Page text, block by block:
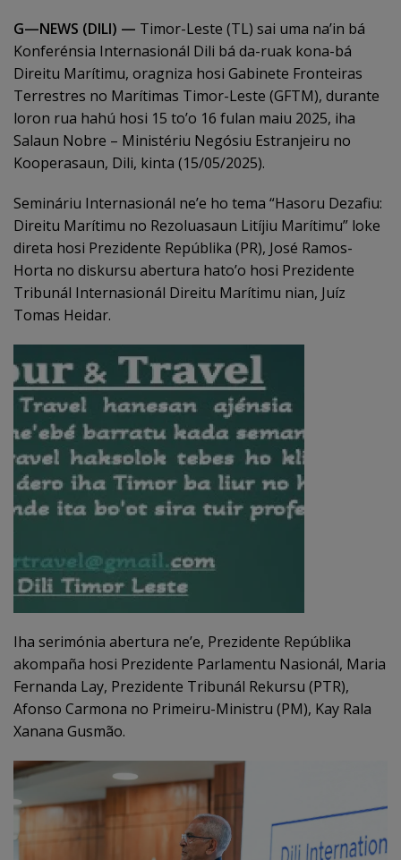
G—NEWS (DILI) — Timor-Leste (TL) sai uma na’in bá
Konferénsia Internasionál Dili bá da-ruak kona-bá
Direitu Marítimu, oragniza hosi Gabinete Fronteiras
Terrestres no Marítimas Timor-Leste (GFTM), durante
loron rua hahú hosi 15 to’o 16 fulan maiu 2025, iha
Salaun Nobre – Ministériu Negósiu Estranjeiru no
Kooperasaun, Dili, kinta (15/05/2025).
Semináriu Internasionál ne’e ho tema “Hasoru Dezafiu:
Direitu Marítimu no Rezoluasaun Litíjiu Marítimu” loke
direta hosi Prezidente Repúblika (PR), José Ramos-
Horta no diskursu abertura hato’o hosi Prezidente
Tribunál Internasionál Direitu Marítimu nian, Juíz
Tomas Heidar.
Iha serimónia abertura ne’e, Prezidente Repúblika
akompaña hosi Prezidente Parlamentu Nasionál, Maria
Fernanda Lay, Prezidente Tribunál Rekursu (PTR),
Afonso Carmona no Primeiru-Ministru (PM), Kay Rala
Xanana Gusmão.